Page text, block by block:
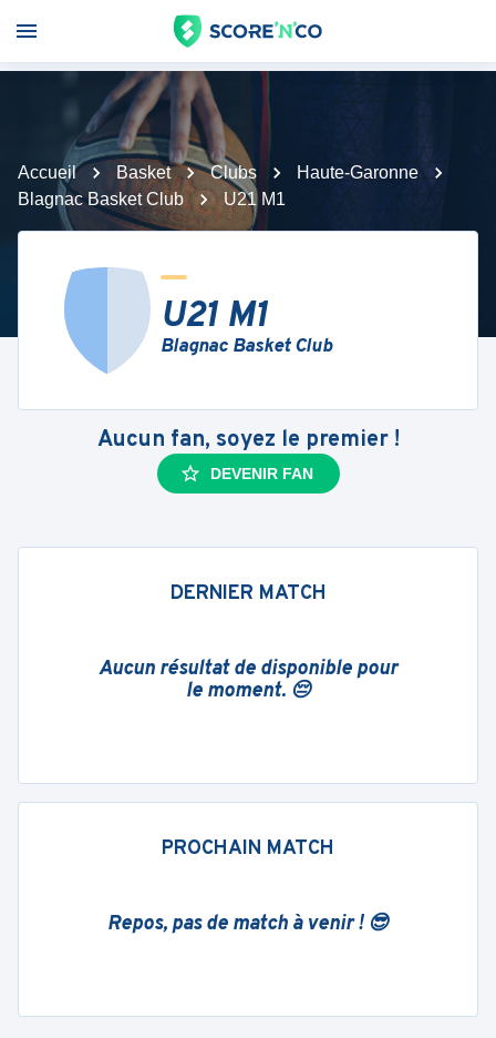
Accueil Basket Clubs
Haute-Garonne
Blagnac Basket Club
U21 M1
U21 M1
Blagnac Basket Club
Aucun fan, soyez le premier !
DEVENIR FAN
DERNIER MATCH
Aucun résultat de disponible pour
le moment. 😔
PROCHAIN MATCH
Repos, pas de match à venir ! 😎